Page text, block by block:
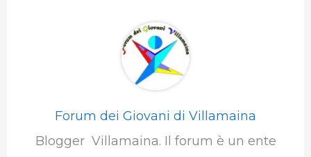
Forum dei Giovani di Villamaina
Blogger Villamaina. Il forum è un ente